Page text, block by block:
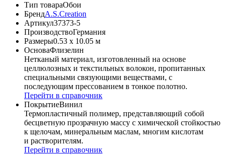
Тип товараОбои
БрендA.S.Creation
Артикул37373-5
ПроизводствоГермания
Размеры0.53 x 10.05 м
ОсноваФлизелин
Нетканый материал, изготовленный на основе
целлюлозных и текстильных волокон, пропитанных
специальными связующими веществами, с
последующим прессованием в тонкое полотно.
Перейти в справочник
ПокрытиеВинил
Термопластичный полимер, представляющий собой
бесцветную прозрачную массу с химической стойкостью
к щелочам, минеральным маслам, многим кислотам
и растворителям.
Перейти в справочник